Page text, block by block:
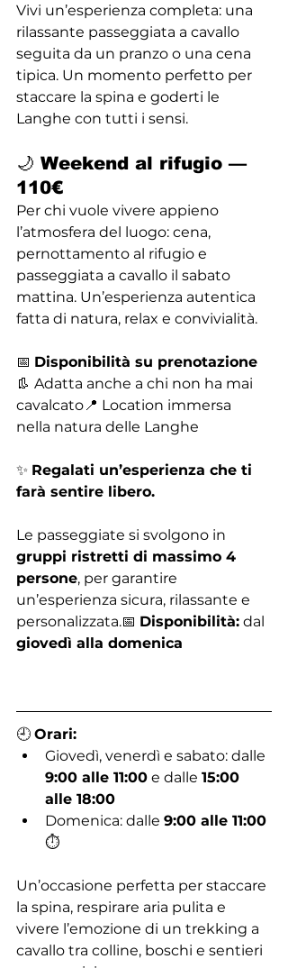
Vivi un’esperienza completa: una
rilassante passeggiata a cavallo
seguita da un pranzo o una cena
tipica. Un momento perfetto per
staccare la spina e goderti le
Langhe con tutti i sensi.
🌙 Weekend al rifugio —
110€
Per chi vuole vivere appieno
l’atmosfera del luogo: cena,
pernottamento al rifugio e
passeggiata a cavallo il sabato
mattina. Un’esperienza autentica
fatta di natura, relax e convivialità.
📅 Disponibilità su prenotazione
👢 Adatta anche a chi non ha mai
cavalcato📍 Location immersa
nella natura delle Langhe
✨ Regalati un’esperienza che ti
farà sentire libero.
Le passeggiate si svolgono in
gruppi ristretti di massimo 4
persone, per garantire
un’esperienza sicura, rilassante e
personalizzata.📅 Disponibilità: dal
giovedì alla domenica
🕘 Orari:
Giovedì, venerdì e sabato: dalle
9:00 alle 11:00 e dalle 15:00
alle 18:00
Domenica: dalle 9:00 alle 11:00
⏱️
Un’occasione perfetta per staccare
la spina, respirare aria pulita e
vivere l’emozione di un trekking a
cavallo tra colline, boschi e sentieri